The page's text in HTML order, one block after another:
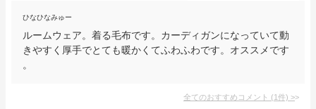
ひなひなみゅー
ルームウェア。着る毛布です。カーディガンになっていて動
きやすく厚手でとても暖かくてふわふわです。オススメです
。
全てのおすすめコメント (1件) >